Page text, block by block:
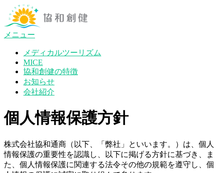
ン
テ
ン
メニュー
メディカルツーリズム
MICE
協和創健の特徴
お知らせ
会社紹介
個人情報保護方針
株式会社協和通商（以下、「弊社」といいます。）は、個人
情報保護の重要性を認識し、以下に掲げる方針に基づき、ま
た、個人情報保護に関連する法令その他の規範を遵守し、個